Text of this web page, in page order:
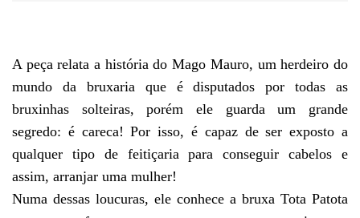
A peça relata a história do Mago Mauro, um herdeiro do
mundo da bruxaria que é disputados por todas as
bruxinhas solteiras, porém ele guarda um grande
segredo: é careca! Por isso, é capaz de ser exposto a
qualquer tipo de feitiçaria para conseguir cabelos e
assim, arranjar uma mulher!
Numa dessas loucuras, ele conhece a bruxa Tota Patota